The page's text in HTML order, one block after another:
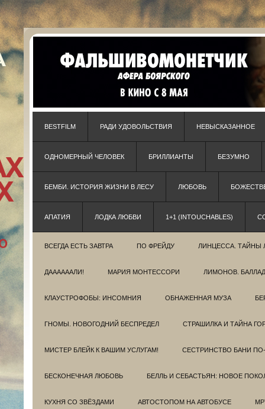
BESTFILM РАДИ УДОВОЛЬСТВИЯ НЕВЫСКАЗАННОЕ
ОДНОМЕРНЫЙ ЧЕЛОВЕК БРИЛЛИАНТЫ БЕЗУМНО
БЕМБИ. ИСТОРИЯ ЖИЗНИ В ЛЕСУ ЛЮБОВЬ
АПАТИЯ ЛОДКА ЛЮБВИ 1+1 (INTOUCHABLES)
ВСЕГДА ЕСТЬ ЗАВТРА ПО ФРЕЙДУ ЛИНЦЕССА. ТАЙНЫ
ДААААААЛИ! МАРИЯ МОНТЕССОРИ ЛИМОНОВ.
КЛАУСТРОФОБЫ: ИНСОМНИЯ ОБНАЖЕННАЯ МУЗА
ГНОМЫ. НОВОГОДНИЙ БЕСПРЕДЕЛ СТРАШИЛКА И ТАЙНА
МИСТЕР БЛЕЙК К ВАШИМ УСЛУГАМ! СЕСТРИНСТВО БАНИ
БЕСКОНЕЧНАЯ ЛЮБОВЬ БЕЛЛЬ И СЕБАСТЬЯН: НОВОЕ
КУХНЯ СО ЗВЁЗДАМИ АВТОСТОПОМ НА АВТОБУСЕ